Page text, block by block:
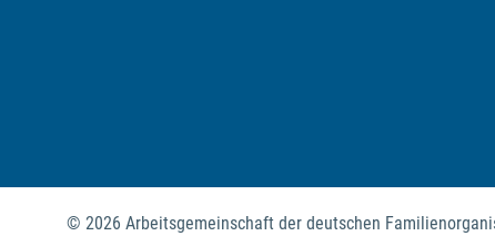
© 2026 Arbeitsgemeinschaft der deutschen